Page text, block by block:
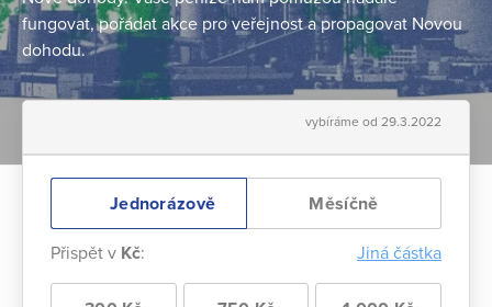
fungovat, pořádat akce pro veřejnost a propagovat Novou
dohodu.
vybíráme od 29.3.2022
Jednorázově Měsíčně
Přispět v Kč: Jiná částka